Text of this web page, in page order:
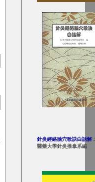
針灸經絡腧穴歌訣白話解
醫藥大學針灸推拿系編